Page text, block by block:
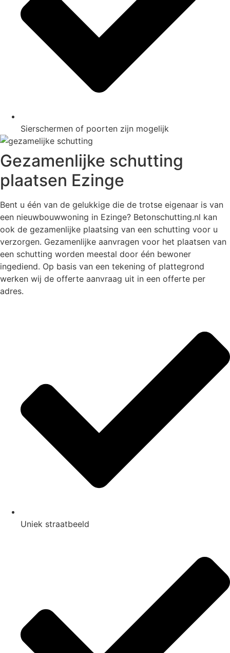
Sierschermen of poorten zijn mogelijk
Gezamenlijke schutting
plaatsen Ezinge
Bent u één van de gelukkige die de trotse eigenaar is van
een nieuwbouwwoning in Ezinge? Betonschutting.nl kan
ook de gezamenlijke plaatsing van een schutting voor u
verzorgen. Gezamenlijke aanvragen voor het plaatsen van
een schutting worden meestal door één bewoner
ingediend. Op basis van een tekening of plattegrond
werken wij de offerte aanvraag uit in een offerte per
adres.
Uniek straatbeeld